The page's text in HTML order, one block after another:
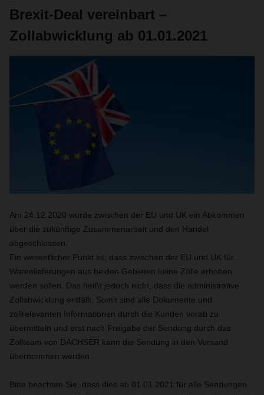
Brexit-Deal vereinbart –
Zollabwicklung ab 01.01.2021
Am 24.12.2020 wurde zwischen der EU und UK ein Abkommen
über die zukünftige Zusammenarbeit und den Handel
abgeschlossen.
Ein wesentlicher Punkt ist, dass zwischen der EU und UK für
Warenlieferungen aus beiden Gebieten keine Zölle erhoben
werden sollen. Das heißt jedoch nicht, dass die administrative
Zollabwicklung entfällt. Somit sind alle Dokumente und
zollrelevanten Informationen durch die Kunden vorab zu
übermitteln und erst nach Freigabe der Sendung durch das
Zollteam von DACHSER kann die Sendung in den Versand
übernommen werden.
Bitte beachten Sie, dass dies ab 01.01.2021 für alle Sendungen